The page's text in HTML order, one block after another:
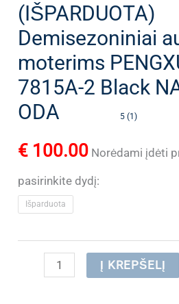
(IŠPARDUOTA)
Demisezoniniai
moterims
7815A-2 Black
ODA
5 (1)
€ 100.00 Norėdami įdėti
pasirinkite dydį:
Išparduota
produkto
Į KREPŠELĮ